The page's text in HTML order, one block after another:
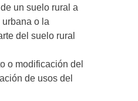
un suelo rural a
o la
del suelo rural
o modificación del
de usos del